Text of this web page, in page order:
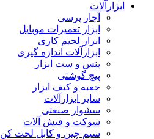
ابزارآلات
آچار پرسی
ابزار تعمیرات موبایل
ابزار لحیم کاری
ابزارآلات اندازه گیری
پنس و ست ابزار
پیچ گوشتی
جعبه و کیف ابزار
سایر ابزارآلات
سشوار صنعتی
سوکت و فیش آلات
سیم چین و کابل لخت کن